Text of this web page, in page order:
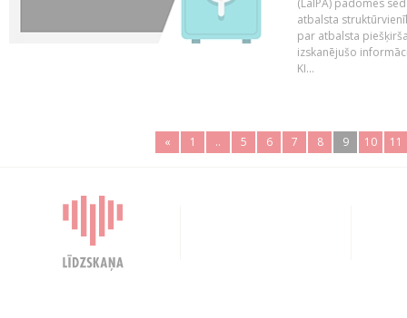
(LaIPA) padomes
atbalsta
par atbalsta
izskanējušo
KI...
« 1 .. 5 6 7 8 9 10 11